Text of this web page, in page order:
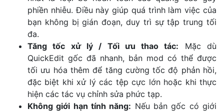
phiền nhiễu. Điều này giúp quá trình làm việc của
bạn không bị gián đoạn, duy trì sự tập trung tối
đa.
Tăng tốc xử lý / Tối ưu thao tác: Mặc dù
QuickEdit gốc đã nhanh, bản mod có thể được
tối ưu hóa thêm để tăng cường tốc độ phản hồi,
đặc biệt khi xử lý các tệp cực lớn hoặc khi thực
hiện các tác vụ chỉnh sửa phức tạp.
Không giới hạn tính năng: Nếu bản gốc có giới